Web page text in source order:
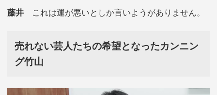
藤井 これは運が悪いとしか言いようがありません。
売れない芸人たちの希望となったカンニン
グ竹山